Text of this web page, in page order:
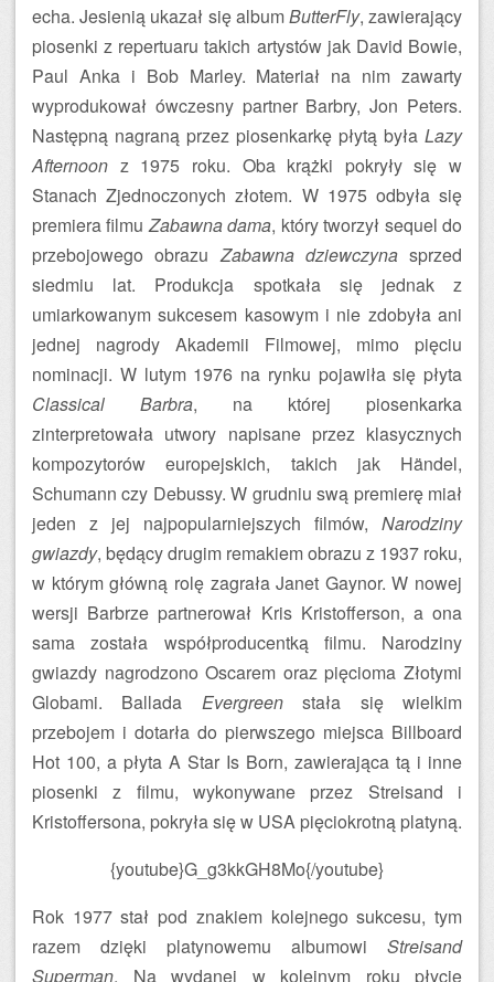
echa. Jesienią ukazał się albumButterFly, zawierający
piosenki z repertuaru takich artystów jak David Bowie,
Paul Anka i Bob Marley. Materiał na nim zawarty
wyprodukował ówczesny partner Barbry, Jon Peters.
Następną nagraną przez piosenkarkę płytą była Lazy
Afternoon z 1975 roku. Oba krążki pokryły się w
Stanach Zjednoczonych złotem. W 1975 odbyła się
premiera filmuZabawna dama, który tworzył sequel do
przebojowego obrazuZabawna dziewczynasprzed
siedmiu lat. Produkcja spotkała się jednak z
umiarkowanym sukcesem kasowym i nie zdobyła ani
jednej nagrody Akademii Filmowej, mimo pięciu
nominacji. W lutym 1976 na rynku pojawiła się płyta
Classical Barbra, na której piosenkarka
zinterpretowała utwory napisane przez klasycznych
kompozytorów europejskich, takich jak Händel,
Schumann czy Debussy. W grudniu swą premierę miał
jeden z jej najpopularniejszych filmów, Narodziny
gwiazdy, będący drugim remakiem obrazu z 1937 roku,
w którym główną rolę zagrała Janet Gaynor. W nowej
wersji Barbrze partnerował Kris Kristofferson, a ona
sama została współproducentką filmu. Narodziny
gwiazdy nagrodzono Oscarem oraz pięcioma Złotymi
Globami. Ballada Evergreenstała się wielkim
przebojem i dotarła do pierwszego miejsca Billboard
Hot 100, a płyta A Star Is Born, zawierająca tą i inne
piosenki z filmu, wykonywane przez Streisand i
Kristoffersona, pokryła się w USA pięciokrotną platyną.
{youtube}G_g3kkGH8Mo{/youtube}
Rok 1977 stał pod znakiem kolejnego sukcesu, tym
razem dzięki platynowemu albumowi Streisand
Superman. Na wydanej w kolejnym roku płycie